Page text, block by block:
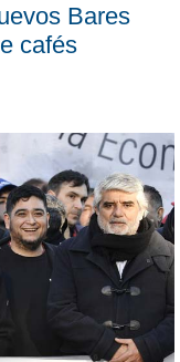
Bares
cafés